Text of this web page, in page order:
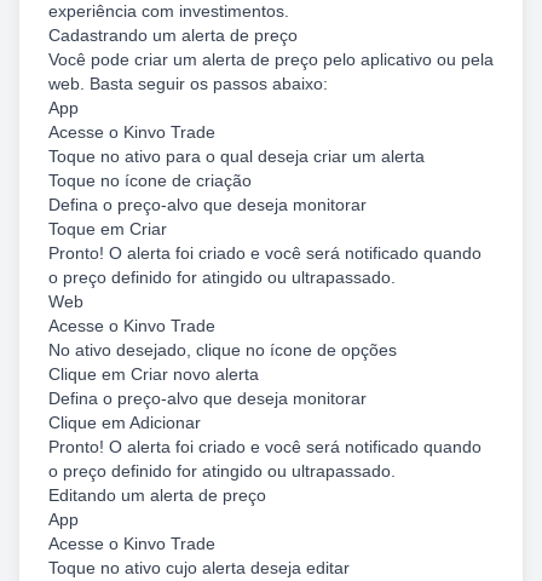
experiência com investimentos.
Cadastrando um alerta de preço
Você pode criar um alerta de preço pelo aplicativo ou pela
web. Basta seguir os passos abaixo:
App
Acesse o Kinvo Trade
Toque no ativo para o qual deseja criar um alerta
Toque no ícone de criação
Defina o preço-alvo que deseja monitorar
Toque em Criar
Pronto! O alerta foi criado e você será notificado quando
o preço definido for atingido ou ultrapassado.
Web
Acesse o Kinvo Trade
No ativo desejado, clique no ícone de opções
Clique em Criar novo alerta
Defina o preço-alvo que deseja monitorar
Clique em Adicionar
Pronto! O alerta foi criado e você será notificado quando
o preço definido for atingido ou ultrapassado.
Editando um alerta de preço
App
Acesse o Kinvo Trade
Toque no ativo cujo alerta deseja editar